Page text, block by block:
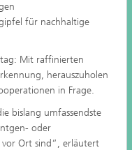
für nachhaltige
Mit raffinierten
herauszuholen
in Frage.
bislang umfassendste
oder
Ort sind“, erläutert